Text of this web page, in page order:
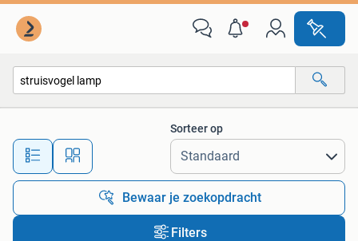
Alle afstanden…
Sorteer op
Bewaar je zoekopdracht
Filters